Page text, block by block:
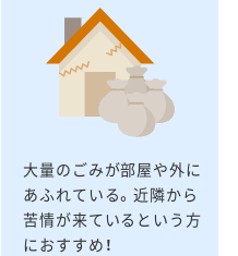
大量のごみが部屋や外に
あふれている。近隣から
苦情が来ているという方
におすすめ！